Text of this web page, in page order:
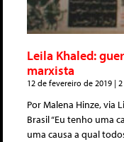
Leila Khaled:
marxista
12 de fevereiro de 2019
Por Malena Hinze, via
Brasil “Eu tenho uma
uma causa a qual